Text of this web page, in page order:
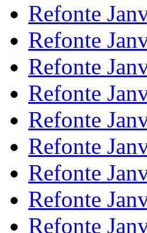
Refonte
Refonte
Refonte
Refonte
Refonte
Refonte
Refonte
Refonte
Refonte